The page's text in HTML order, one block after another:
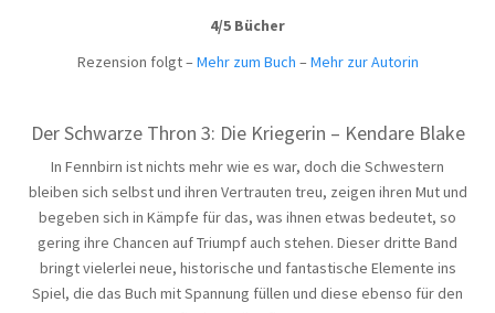
4/5 Bücher
Rezension folgt – Mehr zum Buch – Mehr zur Autorin
Der Schwarze Thron 3: Die Kriegerin – Kendare Blake
In Fennbirn ist nichts mehr wie es war, doch die Schwestern
bleiben sich selbst und ihren Vertrauten treu, zeigen ihren Mut und
begeben sich in Kämpfe für das, was ihnen etwas bedeutet, so
gering ihre Chancen auf Triumpf auch stehen. Dieser dritte Band
bringt vielerlei neue, historische und fantastische Elemente ins
Spiel, die das Buch mit Spannung füllen und diese ebenso für den